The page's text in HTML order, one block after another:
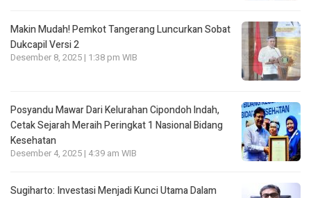
Makin Mudah! Pemkot Tangerang Luncurkan Sobat
Dukcapil Versi 2
Desember 8, 2025 | 1:38 pm WIB
Posyandu Mawar Dari Kelurahan Cipondoh lndah,
Cetak Sejarah Meraih Peringkat 1 Nasional Bidang
Kesehatan
Desember 4, 2025 | 4:39 am WIB
Sugiharto: Investasi Menjadi Kunci Utama Dalam